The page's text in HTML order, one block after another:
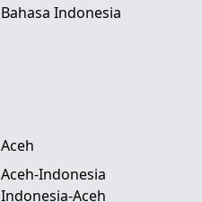
Bahasa Indonesia
Aceh
Aceh-Indonesia
Indonesia-Aceh